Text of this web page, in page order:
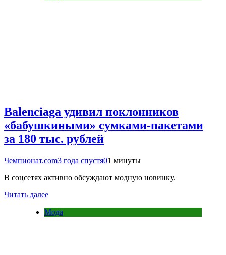
Balenciaga удивил поклонников
«бабушкиными» сумками-пакетами
за 180 тыс. рублей
Чемпионат.com3 года спустя01 минуты
В соцсетях активно обсуждают модную новинку.
Читать далее
Мода